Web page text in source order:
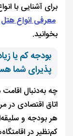
برای آشنایی با
معرفی انواع هتل
بخوانید.
بودجه کم یا
پذیرای شما
چه به‌دنبال
اتاق اقتصادی در
هر بودجه و
کم‌نظیر در